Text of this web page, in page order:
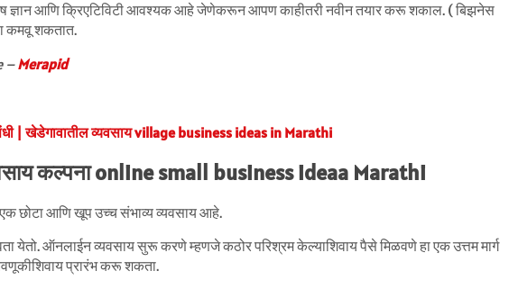
ज्ञान आणि क्रिएटिविटी आवश्यक आहे जेणेकरून आपण काहीतरी नवीन तयार करू शकाल. ( बिझनेस
कमवू शकतात.
–Merapid
| खेडेगावातील व्यवसाय village business ideas in Marathi
कल्पना online small business ideaa Marathi
छोटा आणि खूप उच्च संभाव्य व्यवसाय आहे.
येतो. ऑनलाईन व्यवसाय सुरू करणे म्हणजे कठोर परिश्रम केल्याशिवाय पैसे मिळवणे हा एक उत्तम मार्ग
प्रारंभ करू शकता.